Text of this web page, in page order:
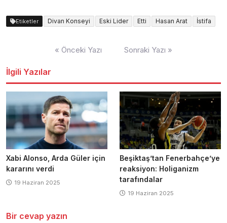
Etiketler Divan Konseyi Eski Lider Etti Hasan Arat İstifa
« Önceki Yazı Sonraki Yazı »
İlgili Yazılar
Xabi Alonso, Arda Güler için
kararını verdi
19 Haziran 2025
Beşiktaş’tan Fenerbahçe’ye
reaksiyon: Holiganizm
tarafındalar
19 Haziran 2025
Bir cevap yazın